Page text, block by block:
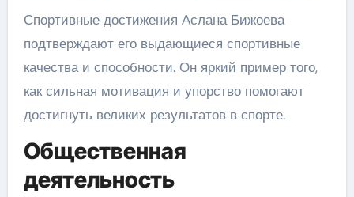
Спортивные достижения Аслана Бижоева
подтверждают его выдающиеся спортивные
качества и способности. Он яркий пример того,
как сильная мотивация и упорство помогают
достигнуть великих результатов в спорте.
Общественная
деятельность